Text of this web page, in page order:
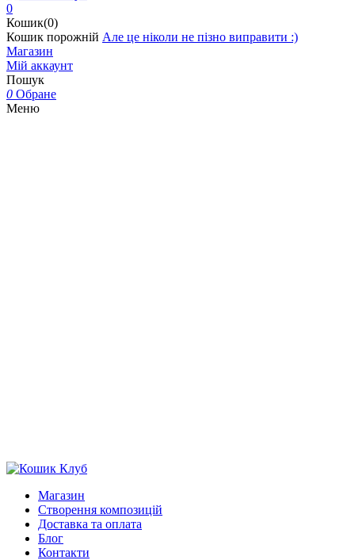
0
Кошик(0)
Кошик порожній Але це ніколи не пізно виправити :)
Магазин
Мій аккаунт
Пошук
0 Обране
Меню
Магазин
Створення композицій
Доставка та оплата
Блог
Контакти